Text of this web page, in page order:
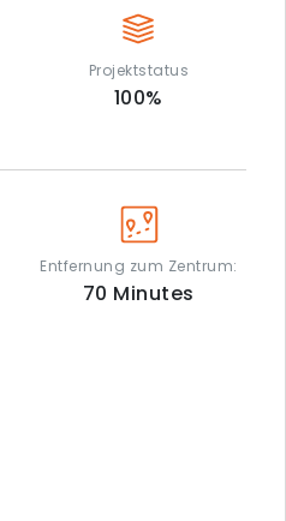
Projektstatus
100%
Entfernung zum Zentrum:
70 Minutes